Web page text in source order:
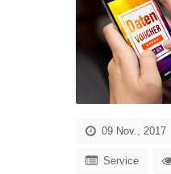
09 Nov., 2017
Service